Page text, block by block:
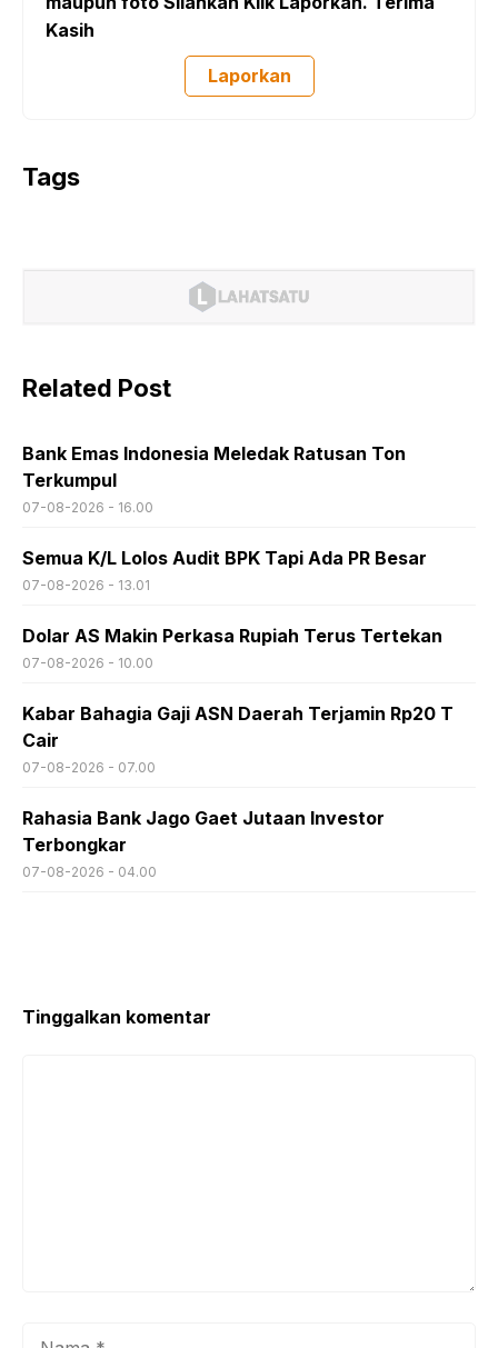
Kasih
Laporkan
Tags
Related Post
Bank Emas Indonesia Meledak Ratusan Ton
Terkumpul
07-08-2026 - 16.00
Semua K/L Lolos Audit BPK Tapi Ada PR Besar
07-08-2026 - 13.01
Dolar AS Makin Perkasa Rupiah Terus Tertekan
07-08-2026 - 10.00
Kabar Bahagia Gaji ASN Daerah Terjamin Rp20 T
Cair
07-08-2026 - 07.00
Rahasia Bank Jago Gaet Jutaan Investor
Terbongkar
07-08-2026 - 04.00
Tinggalkan komentar